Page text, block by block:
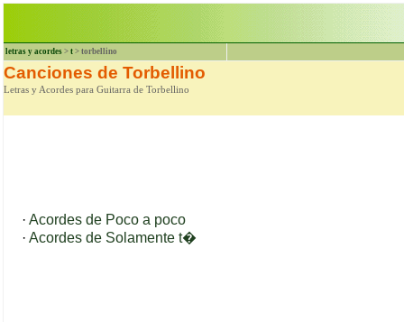
letras y acordes > t > torbellino
Canciones de Torbellino
Letras y Acordes para Guitarra de Torbellino
· Acordes de Poco a poco
· Acordes de Solamente t�